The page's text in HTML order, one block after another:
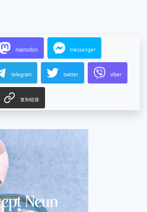
mastodon messenger
telegram twitter viber
复制链接